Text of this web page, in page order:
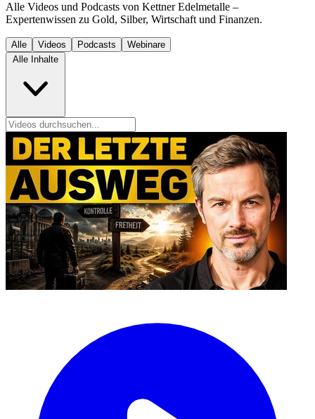
Alle Videos und Podcasts von Kettner Edelmetalle –
Expertenwissen zu Gold, Silber, Wirtschaft und Finanzen.
Alle Videos Podcasts
Webinare